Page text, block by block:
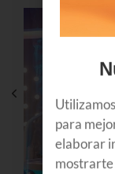
para
elaborar
mostrarte